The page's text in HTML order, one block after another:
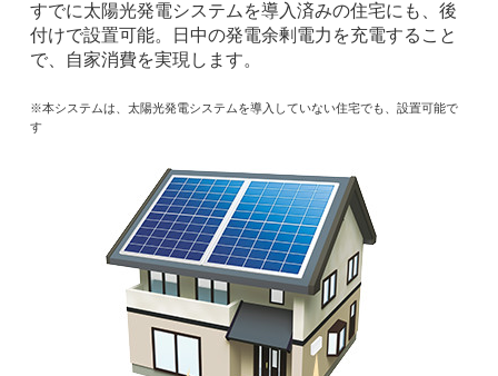
すでに太陽光発電システムを導入済みの住宅にも、後
付けで設置可能。日中の発電余剰電力を充電すること
で、自家消費を実現します。
※本システムは、太陽光発電システムを導入していない住宅でも、設置可能で
す